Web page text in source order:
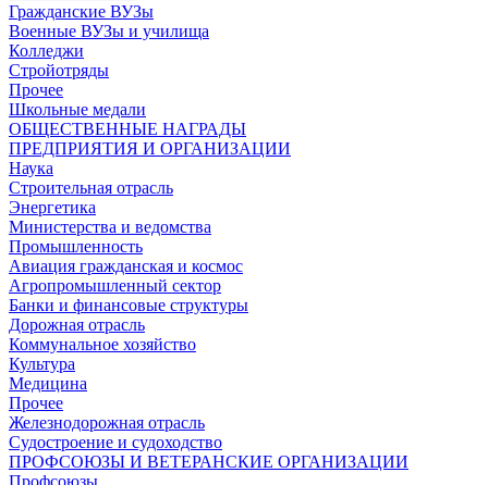
Гражданские ВУЗы
Военные ВУЗы и училища
Колледжи
Стройотряды
Прочее
Школьные медали
ОБЩЕСТВЕННЫЕ НАГРАДЫ
ПРЕДПРИЯТИЯ И ОРГАНИЗАЦИИ
Наука
Строительная отрасль
Энергетика
Министерства и ведомства
Промышленность
Авиация гражданская и космос
Агропромышленный сектор
Банки и финансовые структуры
Дорожная отрасль
Коммунальное хозяйство
Культура
Медицина
Прочее
Железнодорожная отрасль
Судостроение и судоходство
ПРОФСОЮЗЫ И ВЕТЕРАНСКИЕ ОРГАНИЗАЦИИ
Профсоюзы